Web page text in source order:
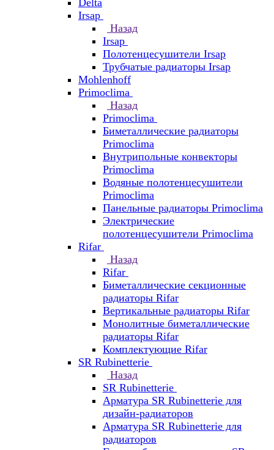
Delta
Irsap
Назад
Irsap
Полотенцесушители Irsap
Трубчатые радиаторы Irsap
Mohlenhoff
Primoclima
Назад
Primoclima
Биметаллические радиаторы
Primoclima
Внутрипольные конвекторы
Primoclima
Водяные полотенцесушители
Primoclima
Панельные радиаторы Primoclima
Электрические
полотенцесушители Primoclima
Rifar
Назад
Rifar
Биметаллические секционные
радиаторы Rifar
Вертикальные радиаторы Rifar
Монолитные биметаллические
радиаторы Rifar
Комплектующие Rifar
SR Rubinetterie
Назад
SR Rubinetterie
Арматура SR Rubinetterie для
дизайн-радиаторов
Арматура SR Rubinetterie для
радиаторов